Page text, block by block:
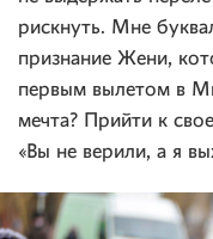
рискнуть. Мне
признание Жени,
первым вылетом в
мечта? Прийти к
«Вы не верили, а я